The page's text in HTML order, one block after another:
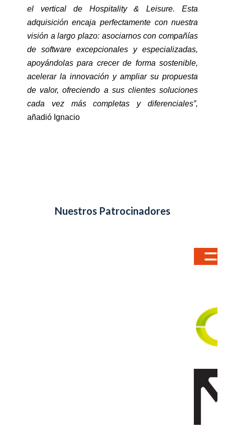
el vertical de Hospitality & Leisure. Esta
adquisición encaja perfectamente con nuestra
visión a largo plazo: asociarnos con compañías
de software excepcionales y especializadas,
apoyándolas para crecer de forma sostenible,
acelerar la innovación y ampliar su propuesta
de valor, ofreciendo a sus clientes soluciones
cada vez más completas y diferenciales”,
añadió Ignacio
Nuestros Patrocinadores